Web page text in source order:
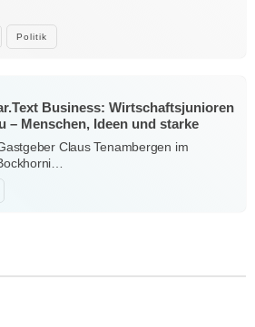
Politik
Business: Wirtschaftsjunioren
– Menschen, Ideen und starke
Claus Tenambergen im